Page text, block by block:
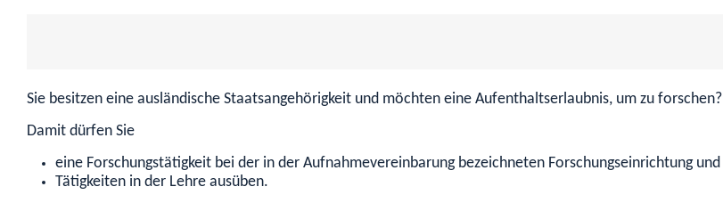
Sie besitzen eine ausländische Staatsangehörigkeit und möchten eine Aufenthaltserlaubnis, um zu forschen?
Damit dürfen Sie
eine Forschungstätigkeit bei der in der Aufnahmevereinbarung bezeichneten Forschungseinrichtung und
Tätigkeiten in der Lehre ausüben.